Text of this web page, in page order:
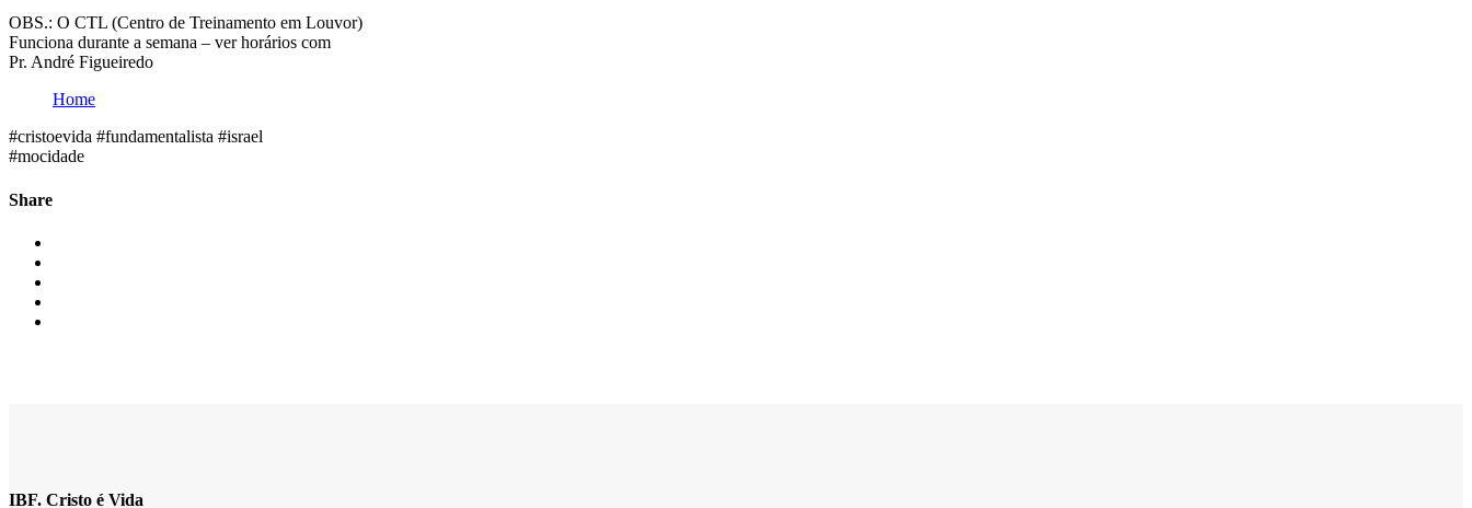
OBS.: O CTL (Centro de Treinamento em Louvor)
Funciona durante a semana – ver horários com
Pr. André Figueiredo
Home
#cristoevida #fundamentalista #israel
#mocidade
Share
IBF. Cristo é Vida